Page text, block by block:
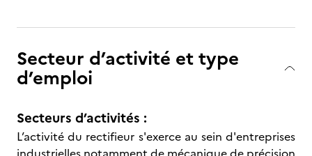
Secteur d’activité et type
d’emploi
Secteurs d’activités :
L’activité du rectifieur s'exerce au sein d'entreprises